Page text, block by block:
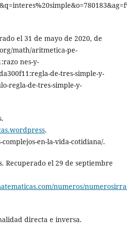
el 31 de mayo de 2020, de
math/aritmetica-pe-
nes-y-
de-tres-simple-y-
regla-de-tres-simple-y-
.
en-la-vida-cotidiana/.
Recuperado el 29 de septiembre
numeros/
directa e inversa.